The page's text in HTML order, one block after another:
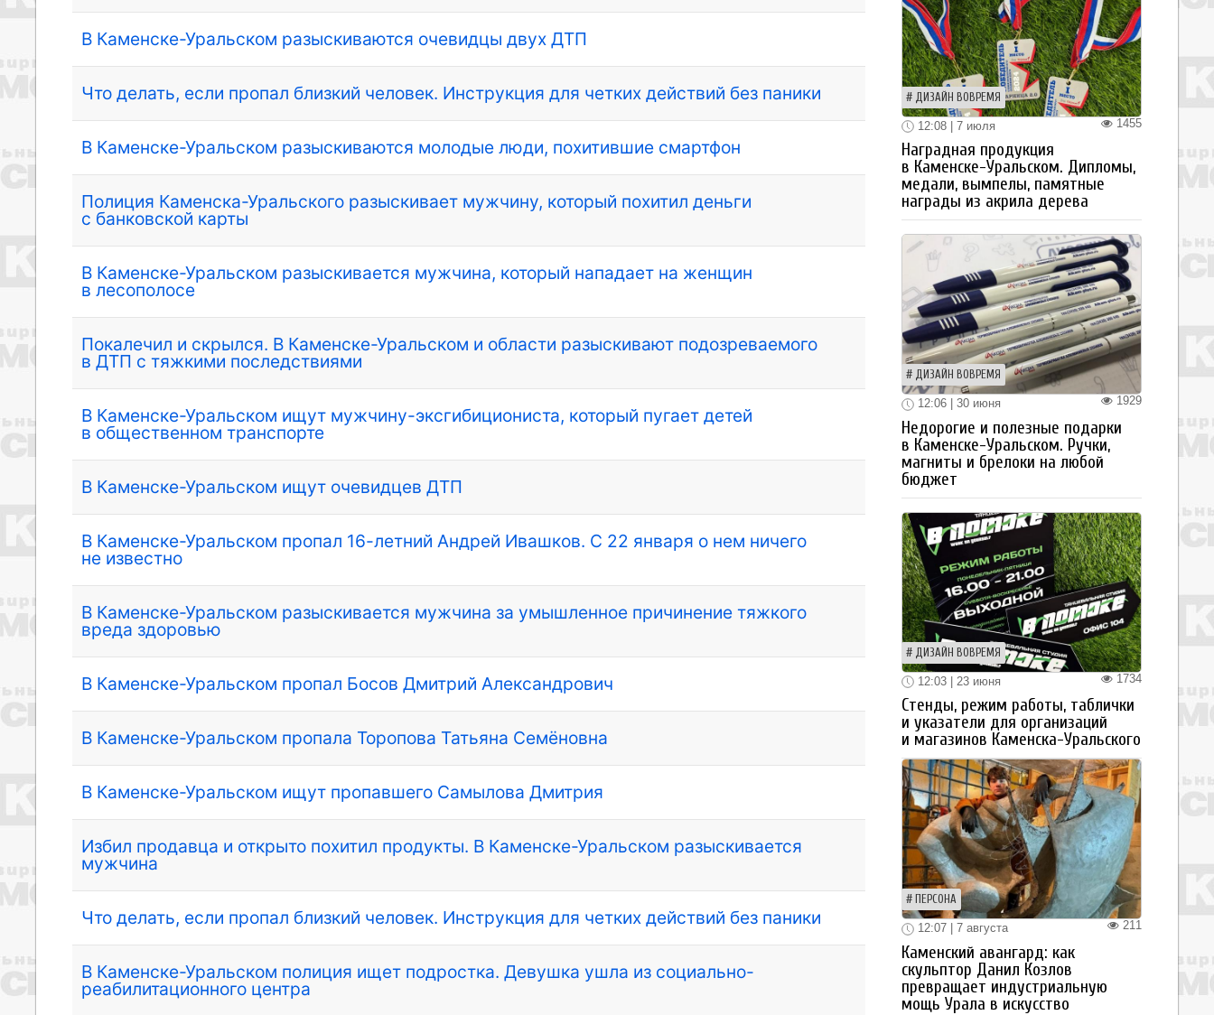
В Каменске-Уральском разыскиваются очевидцы двух ДТП
Что делать, если пропал близкий человек. Инструкция для четких действий без паники
В Каменске-Уральском разыскиваются молодые люди, похитившие смартфон
Полиция Каменска-Уральского разыскивает мужчину, который похитил деньги
с банковской карты
В Каменске-Уральском разыскивается мужчина, который нападает на женщин
в лесополосе
Покалечил и скрылся. В Каменске-Уральском и области разыскивают подозреваемого
в ДТП с тяжкими последствиями
В Каменске-Уральском ищут мужчину-эксгибициониста, который пугает детей
в общественном транспорте
В Каменске-Уральском ищут очевидцев ДТП
В Каменске-Уральском пропал 16-летний Андрей Ивашков. С 22 января о нем ничего
не известно
В Каменске-Уральском разыскивается мужчина за умышленное причинение тяжкого
вреда здоровью
В Каменске-Уральском пропал Босов Дмитрий Александрович
В Каменске-Уральском пропала Торопова Татьяна Семёновна
В Каменске-Уральском ищут пропавшего Самылова Дмитрия
Избил продавца и открыто похитил продукты. В Каменске-Уральском разыскивается
мужчина
Что делать, если пропал близкий человек. Инструкция для четких действий без паники
В Каменске-Уральском полиция ищет подростка. Девушка ушла из социально-
реабилитационного центра
ДИЗАЙН ВОВРЕМЯ
1455
12:08 | 7 июля
Наградная продукция
в Каменске-Уральском. Дипломы,
медали, вымпелы, памятные
награды из акрила дерева
ДИЗАЙН ВОВРЕМЯ
1929
12:06 | 30 июня
Недорогие и полезные подарки
в Каменске-Уральском. Ручки,
магниты и брелоки на любой
бюджет
ДИЗАЙН ВОВРЕМЯ
1734
12:03 | 23 июня
Стенды, режим работы, таблички
и указатели для организаций
и магазинов Каменска-Уральского
ПЕРСОНА
211
12:07 | 7 августа
Каменский авангард: как
скульптор Данил Козлов
превращает индустриальную
мощь Урала в искусство